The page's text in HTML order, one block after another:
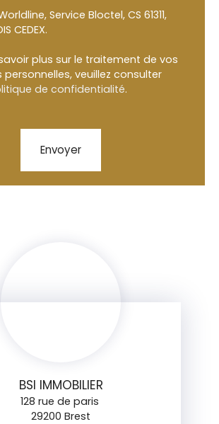
Service Bloctel, CS 61311,
CEDEX.
plus sur le traitement de vos
personnelles, veuillez consulter
de confidentialité.
Envoyer
BSI IMMOBILIER
128 rue de paris
29200 Brest